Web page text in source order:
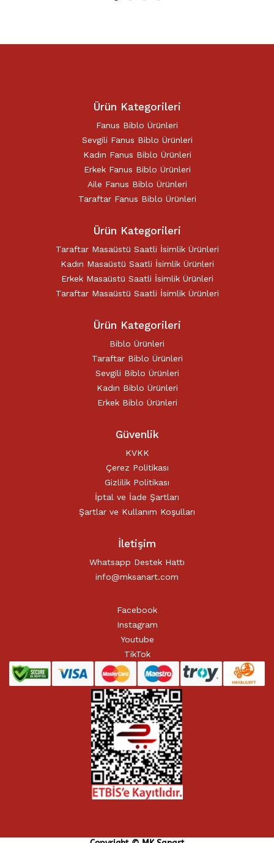
Ürün Kategorileri
Fanus Biblo Ürünleri
Sevgili Fanus Biblo Ürünleri
Kadın Fanus Biblo Ürünleri
Erkek Fanus Biblo Ürünleri
Aile Fanus Biblo Ürünleri
Taraftar Fanus Biblo Ürünleri
Ürün Kategorileri
Taraftar Masaüstü Saatli İsimlik Ürünleri
Kadın Masaüstü Saatli İsimlik Ürünleri
Erkek Masaüstü Saatli İsimlik Ürünleri
Taraftar Masaüstü Saatli İsimlik Ürünleri
Ürün Kategorileri
Biblo Ürünleri
Taraftar Biblo Ürünleri
Sevgili Biblo Ürünleri
Kadın Biblo Ürünleri
Erkek Biblo Ürünleri
Güvenlik
KVKK
Çerez Politikası
Gizlilik Politikası
İptal ve İade Şartları
Şartlar ve Kullanım Koşulları
İletişim
Whatsapp Destek Hattı
info@mksanart.com
Facebook
Instagram
Youtube
TikTok